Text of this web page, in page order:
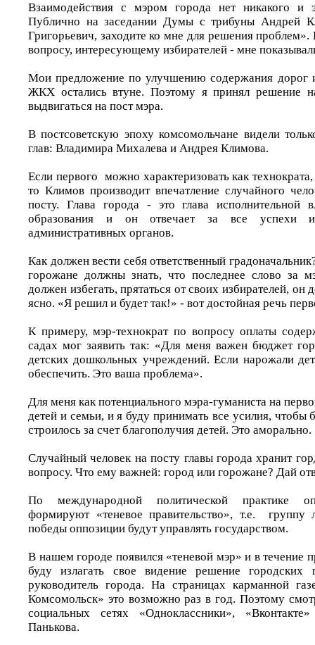
Взаимодействия с мэром города нет никакого
Публично на заседании Думы с трибуны Андрей
Григорьевич, заходите ко мне для решения
вопросу, интересующему избирателей - мне
Мои предложение по улучшению содержания дорог
ЖКХ остались втуне. Поэтому я принял решение
выдвигаться на пост мэра.
В постсоветскую эпоху комсомольчане видели
глав: Владимира Михалева и Андрея Климова.
Если первого можно характеризовать как
то Климов производит впечатление случайного
посту. Глава города - это глава исполнительной
образования и он отвечает за все успехи и
административных органов.
Как должен вести себя ответственный
горожане должны знать, что последнее слово за
должен избегать, прятаться от своих избирателей, он
ясно. «Я решил и будет так!» - вот достойная речь
К примеру, мэр-технократ по вопросу оплаты
садах мог заявить так: «Для меня важен бюджет
детских дошкольных учреждений. Если нарожали
обеспечить. Это ваша проблема».
Для меня как потенциального мэра-гуманиста на
детей и семьи, и я буду принимать все усилия, чтобы
строилось за счет благополучия детей. Это аморально.
Случайный человек на посту главы города хранит
вопросу. Что ему важней: город или горожане? Дай
По международной политической практике
формируют «теневое правительство», т.е. группу
победы оппозиции будут управлять государством.
В нашем городе появился «теневой мэр» и в течение
буду излагать свое видение решение
руководитель города. На страницах карманной
Комсомольск» это возможно раз в год. Поэтому
социальных сетях «Одноклассники»,
Панькова.